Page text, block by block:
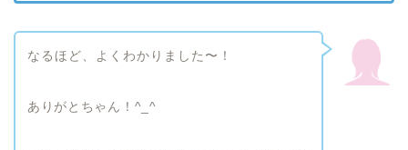
なるほど、よくわかりました〜！
ありがとちゃん！^_^